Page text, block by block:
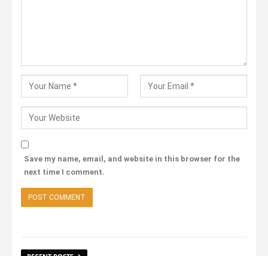
Save my name, email, and website in this browser for the
next time I comment.